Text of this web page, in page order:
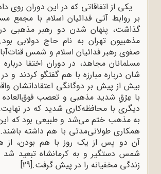
یکی از اتفاقاتی که در این دوران روی
بر روابط آتی فدائیان اسلام با مجمع
گذاشت، پنهان شدن دو رهبر مذهبی
مذهبیون تهران به نام حاج دولابی
صفوی رهبر فدائیان اسلام و شمس
مسلمانان مجاهد، در دوران اختفا
شان درباره مبارزه با هم گفتگو کردند و
بیش از پیش بر دوگانگی اعتقاداتشان
با عِرْقِ شدید مذهبی و تعصب فوق‌العاده
دیگری با محافظه‌کاری شدید که در
به مذهب ختم می‌شد و طبیعی بود که این
همکاری طولانی‌مدتی با هم داشته
آن دو پس از یک روز با هم بودن، از
شمس دستگیر و به کرمانشاه تبعید
زندگی مخفیانه را در پیش گرفت.[29]